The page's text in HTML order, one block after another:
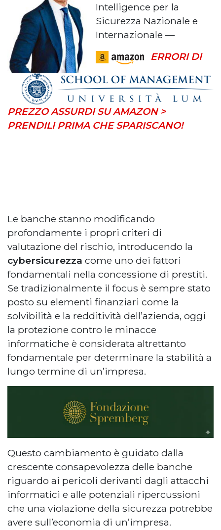
Intelligence per la
Sicurezza Nazionale e
Internazionale —
ERRORI DI
PREZZO ASSURDI SU AMAZON >
PRENDILI PRIMA CHE SPARISCANO!
Le banche stanno modificando
profondamente i propri criteri di
valutazione del rischio, introducendo la
cybersicurezza come uno dei fattori
fondamentali nella concessione di prestiti.
Se tradizionalmente il focus è sempre stato
posto su elementi finanziari come la
solvibilità e la redditività dell’azienda, oggi
la protezione contro le minacce
informatiche è considerata altrettanto
fondamentale per determinare la stabilità a
lungo termine di un’impresa.
Questo cambiamento è guidato dalla
crescente consapevolezza delle banche
riguardo ai pericoli derivanti dagli attacchi
informatici e alle potenziali ripercussioni
che una violazione della sicurezza potrebbe
avere sull’economia di un’impresa.